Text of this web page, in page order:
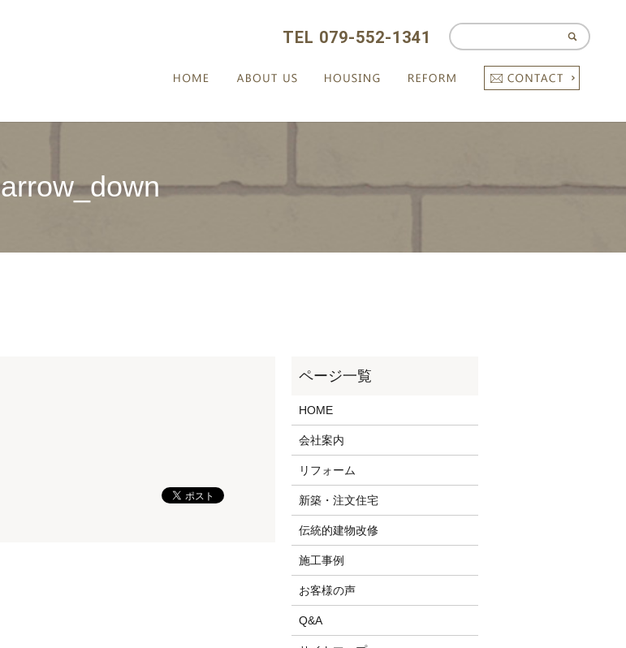
TEL 079-552-1341
HOME ABOUT US HOUSING REFORM
arrow_down
HOME
会社案内
リフォーム
新築・注文住宅
伝統的建物改修
施工事例
お客様の声
Q&A